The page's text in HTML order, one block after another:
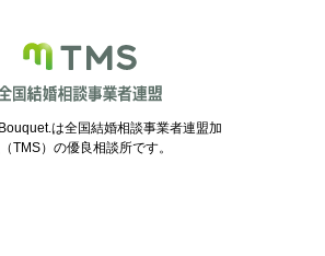
は全国結婚相談事業者連盟加
TMS）の優良相談所です。